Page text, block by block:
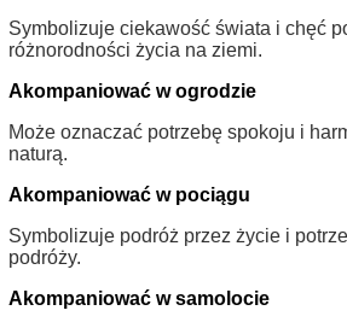
Symbolizuje ciekawość świata i chęć
różnorodności życia na ziemi.
Akompaniować w ogrodzie
Może oznaczać potrzebę spokoju i
naturą.
Akompaniować w pociągu
Symbolizuje podróż przez życie i
podróży.
Akompaniować w samolocie